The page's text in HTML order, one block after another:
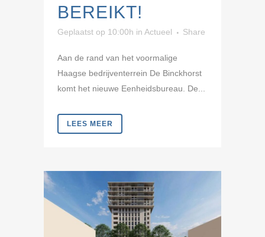
BEREIKT!
Geplaatst op 10:00h in Actueel Share
Aan de rand van het voormalige
Haagse bedrijventerrein De Binckhorst
komt het nieuwe Eenheidsbureau. De...
LEES MEER